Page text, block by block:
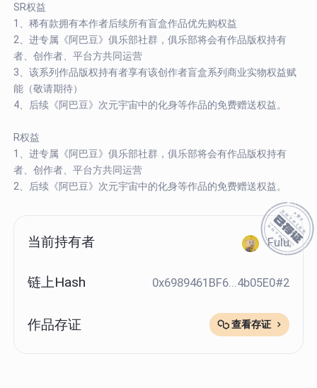
SR权益
1、稀有款拥有本作者后续所有盲盒作品优先购权益
2、进专属《阿巴豆》俱乐部社群，俱乐部将会有作品版权持有
者、创作者、平台方共同运营
3、该系列作品版权持有者享有该创作者盲盒系列商业实物权益赋
能（敬请期待）
4、后续《阿巴豆》次元宇宙中的化身等作品的免费赠送权益。
R权益
1、进专属《阿巴豆》俱乐部社群，俱乐部将会有作品版权持有
者、创作者、平台方共同运营
2、后续《阿巴豆》次元宇宙中的化身等作品的免费赠送权益。
当前持有者 Fulu
链上Hash 0x6989461BF6...4b05E0#2
作品存证 查看存证